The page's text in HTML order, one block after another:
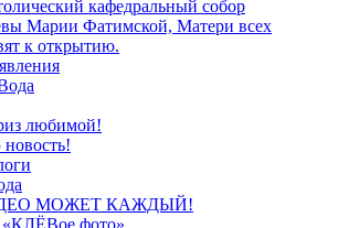
кафедральный собор
Марии Фатимской, Матери всех
к открытию.
любимой!
МОЖЕТ КАЖДЫЙ!